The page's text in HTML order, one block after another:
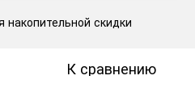
накопительной скидки
К сравнению